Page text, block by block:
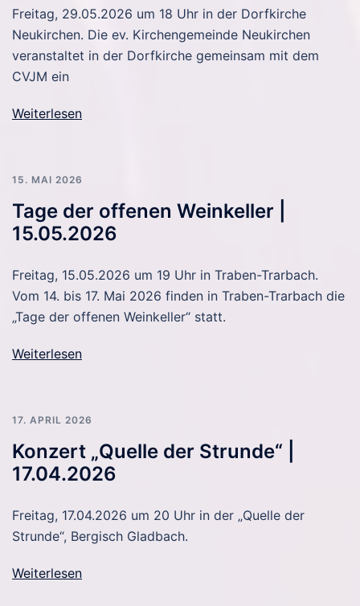
Freitag, 29.05.2026 um 18 Uhr in der Dorfkirche
Neukirchen. Die ev. Kirchengemeinde Neukirchen
veranstaltet in der Dorfkirche gemeinsam mit dem
CVJM ein
Weiterlesen
15. MAI 2026
Tage der offenen Weinkeller |
15.05.2026
Freitag, 15.05.2026 um 19 Uhr in Traben-Trarbach.
Vom 14. bis 17. Mai 2026 finden in Traben-Trarbach die
„Tage der offenen Weinkeller“ statt.
Weiterlesen
17. APRIL 2026
Konzert „Quelle der Strunde“ |
17.04.2026
Freitag, 17.04.2026 um 20 Uhr in der „Quelle der
Strunde“, Bergisch Gladbach.
Weiterlesen